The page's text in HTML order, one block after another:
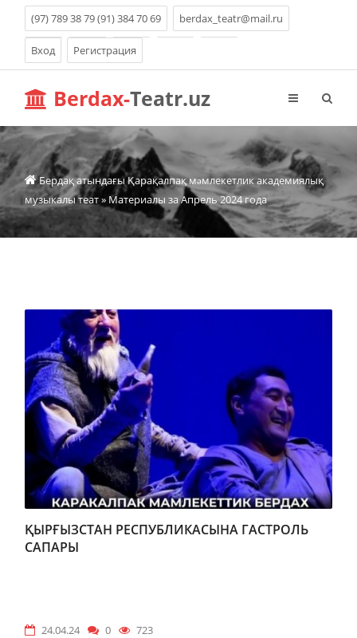
(97) 789 38 79 (91) 384 70 69 berdax_teatr@mail.ru
Вход Регистрация
Berdax-Teatr.uz
Бердақ атындағы Қарақалпақ мəмлекетлик академиялық
музыкалы теат» Материалы за Апрель 2024 года
ҚЫРҒЫЗСТАН РЕСПУБЛИКАСЫНА ГАСТРОЛЬ
САПАРЫ
24.04.24 0 723